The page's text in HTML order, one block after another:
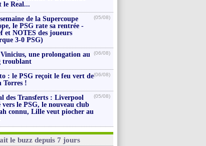
le Real...
de la Supercoupe
le PSG rate sa rentrée -
et NOTES des joueurs
3-0 PSG)
(05/08)
une prolongation au
troublant
(06/08)
: le PSG reçoit le feu vert de
Torres !
(06/08)
des Transferts : Liverpool
vers le PSG, le nouveau club
connu, Lille veut piocher au
(05/08)
le buzz depuis 7 jours